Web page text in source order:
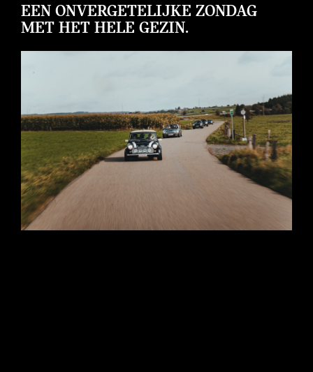
EEN ONVERGETELIJKE ZONDAG
MET HET HELE GEZIN.